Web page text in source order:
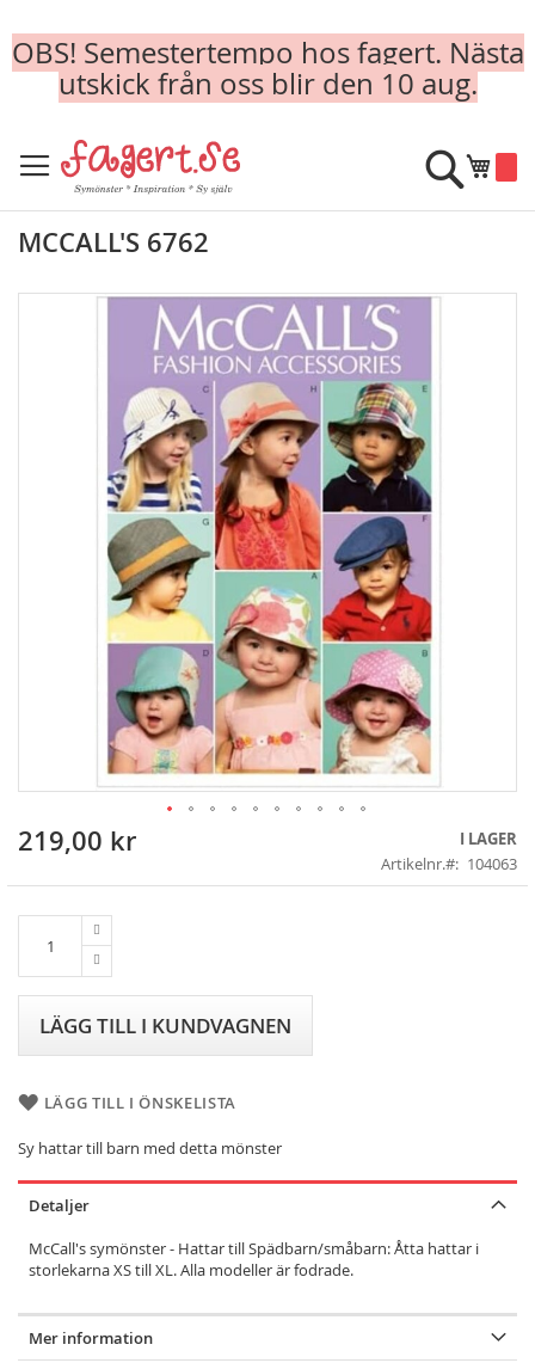
OBS! Semestertempo hos fagert. Nästa
utskick från oss blir den 10 aug.
to
Content
Min
Sök
MCCALL'S 6762
Skip
the
219,00 kr
I LAGER
Artikelnr.
104063
LÄGG TILL I KUNDVAGNEN
LÄGG TILL I ÖNSKELISTA
Sy hattar till barn med detta mönster
Detaljer
McCall's symönster - Hattar till Spädbarn/småbarn: Åtta hattar i
storlekarna XS till XL. Alla modeller är fodrade.
Mer information